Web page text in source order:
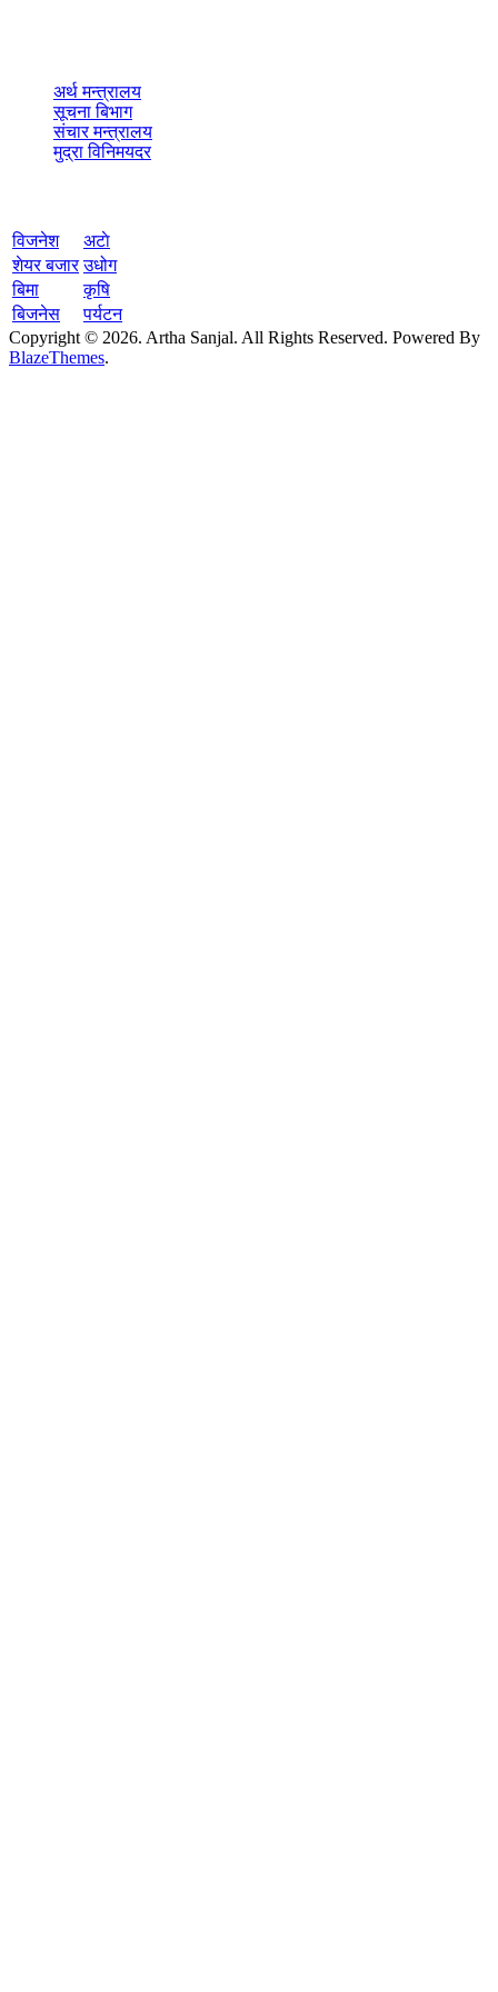
अर्थ मन्त्रालय
सूचना बिभाग
संचार मन्त्रालय
मुद्रा विनिमयदर
विजनेश
अटाे
शेयर बजार उधोग
बिमा
कृषि
बिजनेस
पर्यटन
Copyright © 2026. Artha Sanjal. All Rights Reserved. Powered By
BlazeThemes.